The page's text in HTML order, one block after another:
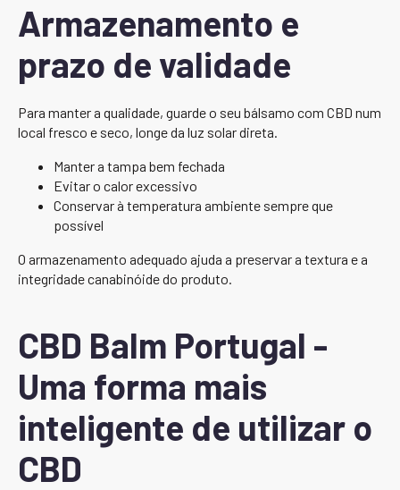
Armazenamento e
prazo de validade
Para manter a qualidade, guarde o seu bálsamo com CBD num
local fresco e seco, longe da luz solar direta.
Manter a tampa bem fechada
Evitar o calor excessivo
Conservar à temperatura ambiente sempre que
possível
O armazenamento adequado ajuda a preservar a textura e a
integridade canabinóide do produto.
CBD Balm Portugal -
Uma forma mais
inteligente de utilizar o
CBD